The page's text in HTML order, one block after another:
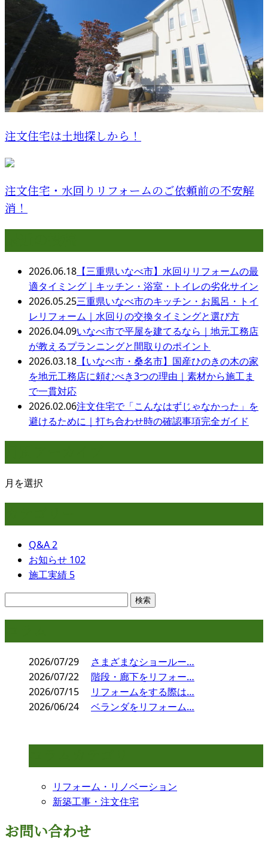
注文住宅は土地探しから！
注文住宅・水回りリフォームのご依頼前の不安解
消！
2026.06.18 【三重県いなべ市】水回りリフォームの最
適タイミング｜キッチン・浴室・トイレの劣化サイン
2026.05.25三重県いなべ市のキッチン・お風呂・トイ
レリフォーム｜水回りの交換タイミングと選び方
2026.04.09いなべ市で平屋を建てるなら｜地元工務店
が教えるプランニングと間取りのポイント
2026.03.18 【いなべ市・桑名市】国産ひのきの木の家
を地元工務店に頼むべき3つの理由｜素材から施工ま
で一貫対応
2026.02.06注文住宅で「こんなはずじゃなかった」を
避けるために｜打ち合わせ時の確認事項完全ガイド
月を選択
Q&A2
お知らせ 102
施工実績 5
2026/07/29
さまざまなショールー…
2026/07/22
階段・廊下をリフォー…
2026/07/15
リフォームをする際は…
2026/06/24
ベランダをリフォーム…
リフォーム・リノベーション
新築工事・注文住宅
お問い合わせ